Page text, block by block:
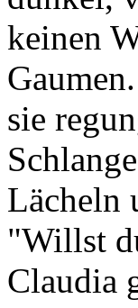
keinen
sie
Lächeln
"Willst
Claudia